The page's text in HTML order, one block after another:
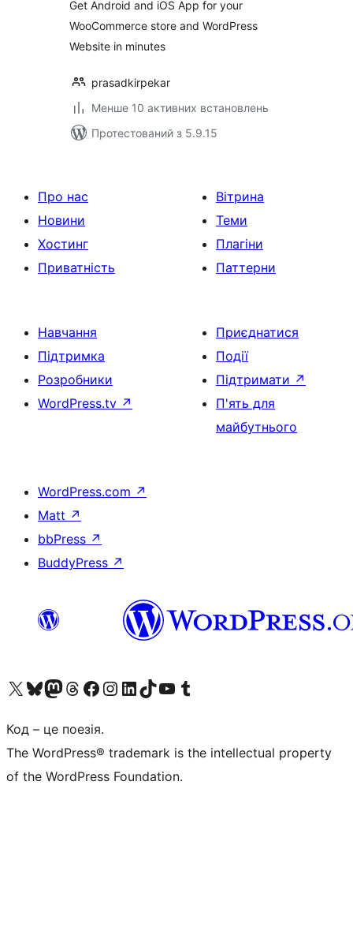
Get Android and iOS App for your
WooCommerce store and WordPress
Website in minutes
prasadkirpekar
Менше 10 активних встановлень
Протестований з 5.9.15
Про нас
Новини
Хостинг
Приватність
Вітрина
Теми
Плагіни
Паттерни
Навчання
Підтримка
Розробники
WordPress.tv ↗
Приєднатися
Події
Підтримати ↗
П'ять для
майбутнього
WordPress.com ↗
Matt ↗
bbPress ↗
BuddyPress ↗
Visit our X (formerly Twitter) account
Visit our Bluesky account
Завітайте до нашої стрічки в Mastodon
Visit our Threads account
Завітайте на нашу сторінку в Facebook
Visit our Instagram account
Visit our LinkedIn account
Visit our TikTok account
Visit our YouTube channel
Visit our Tumblr account
Код – це поезія.
The WordPress® trademark is the intellectual property
of the WordPress Foundation.